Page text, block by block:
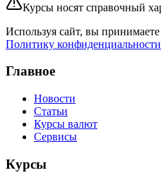
Курсы носят справочный
Используя сайт, вы принимаете
Политику конфиденциальности
Главное
Новости
Статьи
Курсы валют
Сервисы
Курсы